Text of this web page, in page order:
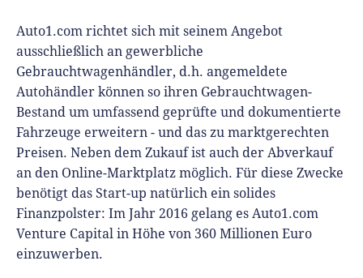
Auto1.com richtet sich mit seinem Angebot
ausschließlich an gewerbliche
Gebrauchtwagenhändler, d.h. angemeldete
Autohändler können so ihren Gebrauchtwagen-
Bestand um umfassend geprüfte und dokumentierte
Fahrzeuge erweitern - und das zu marktgerechten
Preisen. Neben dem Zukauf ist auch der Abverkauf
an den Online-Marktplatz möglich. Für diese Zwecke
benötigt das Start-up natürlich ein solides
Finanzpolster: Im Jahr 2016 gelang es Auto1.com
Venture Capital in Höhe von 360 Millionen Euro
einzuwerben.